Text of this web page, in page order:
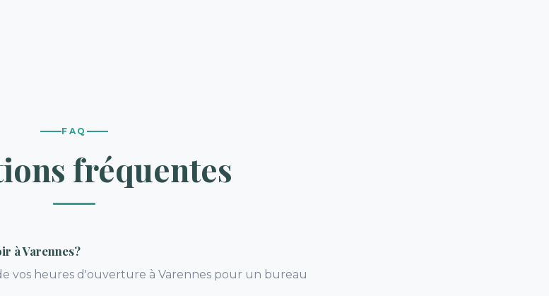
FAQ
fréquentes
à Varennes?
vos heures d'ouverture à Varennes pour un bureau